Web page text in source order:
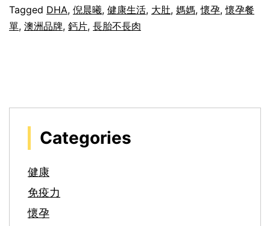
Tagged DHA, 倪晨曦, 健康生活, 大肚, 媽媽,懷孕,懷孕餐
單, 澳洲品牌, 鈣片, 長胎不長肉
Categories
健康
免疫力
懷孕